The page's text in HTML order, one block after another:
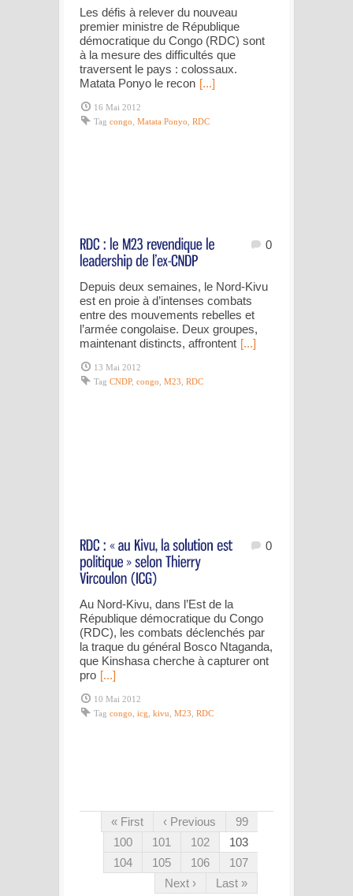
Les défis à relever du nouveau
premier ministre de République
démocratique du Congo (RDC) sont
à la mesure des difficultés que
traversent le pays : colossaux.
Matata Ponyo le recon [...]
16 Mai 2012
Tag congo Matata Ponyo RDC
0
Depuis deux semaines, le Nord-Kivu
est en proie à d’intenses combats
entre des mouvements rebelles et
l’armée congolaise. Deux groupes,
maintenant distincts, affrontent [...]
13 Mai 2012
Tag CNDP, congo M23 RDC
0
Au Nord-Kivu, dans l’Est de la
République démocratique du Congo
(RDC), les combats déclenchés par
la traque du général Bosco Ntaganda,
que Kinshasa cherche à capturer ont
pro [...]
10 Mai 2012
Tag congo, icg, kivu, M23, RDC
« First ‹ Previous
99
100
101 102
103
104
105 106
107
Next ›
Last »